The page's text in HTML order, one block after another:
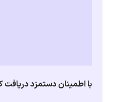
با اطمینان دستمزد دریافت